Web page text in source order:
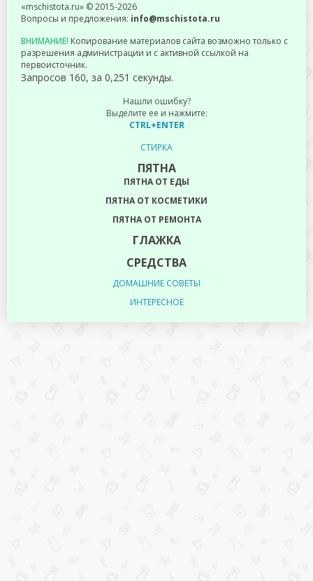
«mschistota.ru» © 2015-2026
Вопросы и предложения: info@mschistota.ru
ВНИМАНИЕ! Копирование материалов сайта возможно только с
разрешения администрации и с активной ссылкой на
первоисточник.
Запросов 160, за 0,251 секунды.
Нашли ошибку?
Выделите ее и нажмите:
CTRL+ENTER
СТИРКА
ПЯТНА
ПЯТНА ОТ ЕДЫ
ПЯТНА ОТ КОСМЕТИКИ
ПЯТНА ОТ РЕМОНТА
ГЛАЖКА
СРЕДСТВА
ДОМАШНИЕ СОВЕТЫ
ИНТЕРЕСНОЕ